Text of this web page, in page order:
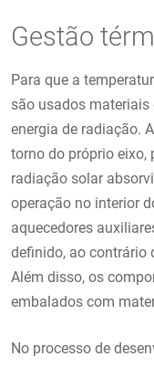
Gestão
Para que a
são usados materiais
energia de radiação.
torno do próprio eixo,
radiação solar
operação no interior
aquecedores
definido, ao contrário
Além disso, os
embalados com
No processo de